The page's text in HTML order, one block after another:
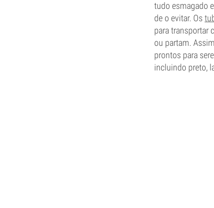
tudo esmagado
de o evitar. Os
para transportar
ou partam.
prontos para
incluindo preto,